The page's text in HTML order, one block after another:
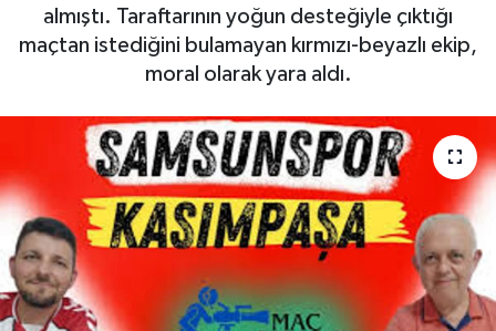
almıştı. Taraftarının yoğun desteğiyle çıktığı
maçtan istediğini bulamayan kırmızı-beyazlı ekip,
moral olarak yara aldı.